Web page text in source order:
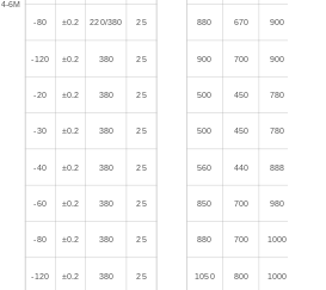
4-6M
-80 ±0.2 220/380 25 880 670 900
-120 ±0.2 380 25 900 700 900
-20 ±0.2 380 25 500 450 780
-30 ±0.2 380 25 500 450 780
-40 ±0.2 380 25 560 440 888
-60 ±0.2 380 25 850 700 980
-80 ±0.2 380 25 880 700 1000
-120 ±0.2 380 25 1050 800 1000